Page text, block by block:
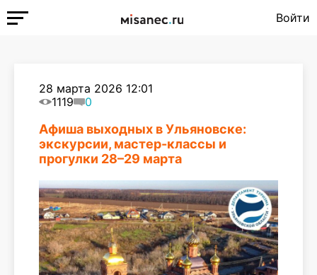
Войти
28 марта 2026 12:01
1119
0
Афиша выходных в Ульяновске:
экскурсии, мастер-классы и
прогулки 28–29 марта